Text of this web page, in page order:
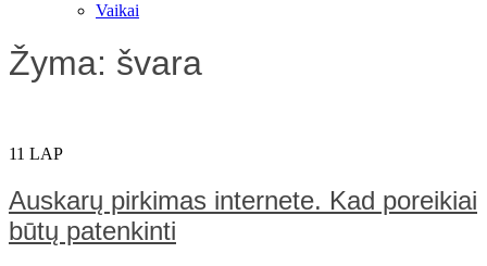
Vaikai
Žyma: švara
11 LAP
Auskarų pirkimas internete. Kad poreikiai
būtų patenkinti